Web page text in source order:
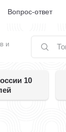
Вопрос-ответ
и
10